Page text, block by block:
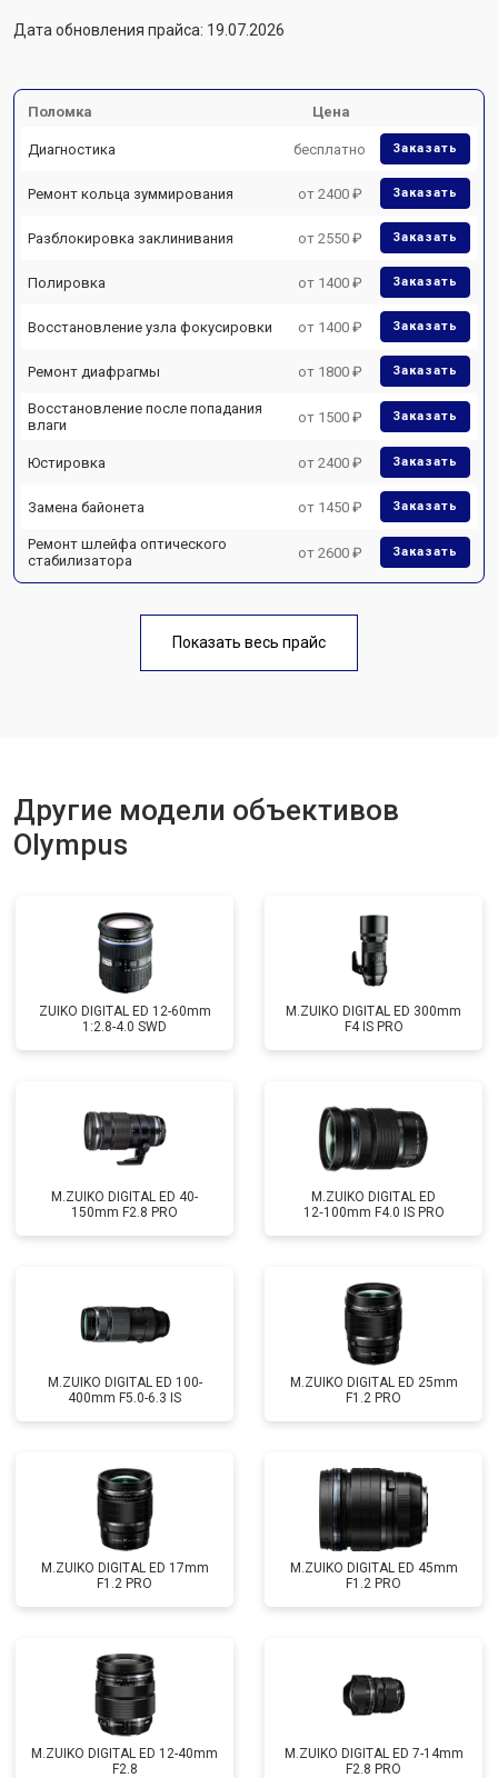
Дата обновления прайса: 19.07.2026
Поломка Цена
Диагностика бесплатно Заказать
Ремонт кольца зуммирования от 2400 ₽ Заказать
Разблокировка заклинивания от 2550 ₽ Заказать
Полировка от 1400 ₽ Заказать
Восстановление узла фокусировки от 1400 ₽ Заказать
Ремонт диафрагмы от 1800 ₽ Заказать
Восстановление после попадания
влаги
от 1500 ₽ Заказать
Юстировка от 2400 ₽ Заказать
Замена байонета от 1450 ₽ Заказать
Ремонт шлейфа оптического
стабилизатора
от 2600 ₽ Заказать
Показать весь прайс
Другие модели объективов
Olympus
ZUIKO DIGITAL ED 12-60mm
1:2.8-4.0 SWD
M.ZUIKO DIGITAL ED 300mm
F4 IS PRO
M.ZUIKO DIGITAL ED 40-
150mm F2.8 PRO
M.ZUIKO DIGITAL ED
12‑100mm F4.0 IS PRO
M.ZUIKO DIGITAL ED 100-
400mm F5.0-6.3 IS
M.ZUIKO DIGITAL ED 25mm
F1.2 PRO
M.ZUIKO DIGITAL ED 17mm
F1.2 PRO
M.ZUIKO DIGITAL ED 45mm
F1.2 PRO
M.ZUIKO DIGITAL ED 12-40mm
F2.8
M.ZUIKO DIGITAL ED 7-14mm
F2.8 PRO